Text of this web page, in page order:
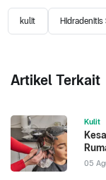
kulit Hidradenitis
Artikel Terkait
Kulit
05